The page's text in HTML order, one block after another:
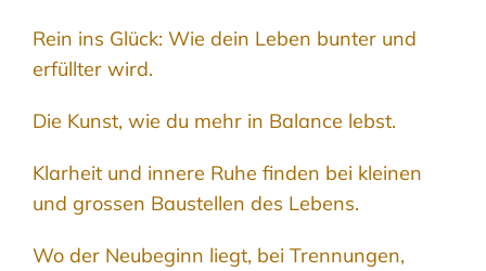
Rein ins Glück: Wie dein Leben bunter und
erfüllter wird.
Die Kunst, wie du mehr in Balance lebst.
Klarheit und innere Ruhe finden bei kleinen
und grossen Baustellen des Lebens.
Wo der Neubeginn liegt, bei Trennungen,